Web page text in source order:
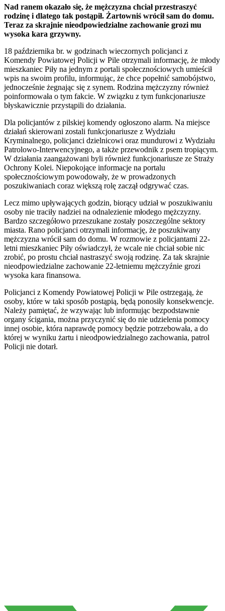
Nad ranem okazało się, że mężczyzna chciał przestraszyć
rodzinę i dlatego tak postąpił. Żartowniś wrócił sam do domu.
Teraz za skrajnie nieodpowiedzialne zachowanie grozi mu
wysoka kara grzywny.
18 października br. w godzinach wieczornych policjanci z
Komendy Powiatowej Policji w Pile otrzymali informację, że młody
mieszkaniec Piły na jednym z portali społecznościowych umieścił
wpis na swoim profilu, informując, że chce popełnić samobójstwo,
jednocześnie żegnając się z synem. Rodzina mężczyzny również
poinformowała o tym fakcie. W związku z tym funkcjonariusze
błyskawicznie przystąpili do działania.
Dla policjantów z pilskiej komendy ogłoszono alarm. Na miejsce
działań skierowani zostali funkcjonariusze z Wydziału
Kryminalnego, policjanci dzielnicowi oraz mundurowi z Wydziału
Patrolowo-Interwencyjnego, a także przewodnik z psem tropiącym.
W działania zaangażowani byli również funkcjonariusze ze Straży
Ochrony Kolei. Niepokojące informacje na portalu
społecznościowym powodowały, że w prowadzonych
poszukiwaniach coraz większą rolę zaczął odgrywać czas.
Lecz mimo upływających godzin, biorący udział w poszukiwaniu
osoby nie traciły nadziei na odnalezienie młodego mężczyzny.
Bardzo szczegółowo przeszukane zostały poszczególne sektory
miasta. Rano policjanci otrzymali informację, że poszukiwany
mężczyzna wrócił sam do domu. W rozmowie z policjantami 22-
letni mieszkaniec Piły oświadczył, że wcale nie chciał sobie nic
zrobić, po prostu chciał nastraszyć swoją rodzinę. Za tak skrajnie
nieodpowiedzialne zachowanie 22-letniemu mężczyźnie grozi
wysoka kara finansowa.
Policjanci z Komendy Powiatowej Policji w Pile ostrzegają, że
osoby, które w taki sposób postąpią, będą ponosiły konsekwencje.
Należy pamiętać, że wzywając lub informując bezpodstawnie
organy ścigania, można przyczynić się do nie udzielenia pomocy
innej osobie, która naprawdę pomocy będzie potrzebowała, a do
której w wyniku żartu i nieodpowiedzialnego zachowania, patrol
Policji nie dotarł.